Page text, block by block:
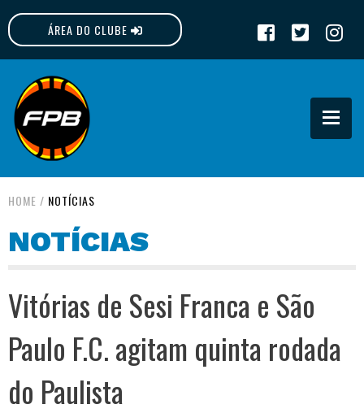
ÁREA DO CLUBE
FPB
HOME / NOTÍCIAS
NOTÍCIAS
Vitórias de Sesi Franca e São
Paulo F.C. agitam quinta rodada
do Paulista